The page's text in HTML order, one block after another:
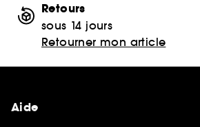
Retours
sous 14 jours
Retourner mon article
Aide